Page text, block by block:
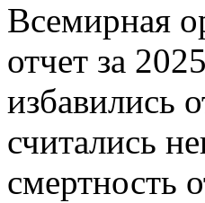
Всемирная
отчет за
избавились
считались
смертность